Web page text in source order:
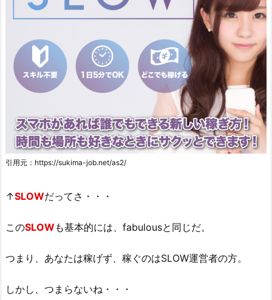
引用元：https://sukima-job.net/as2/
↑SLOWだってさ・・・
このSLOWも基本的には、fabulousと同じだ。
つまり、あなたは稼げず、稼ぐのはSLOW運営者の方。
しかし、つまらないね・・・